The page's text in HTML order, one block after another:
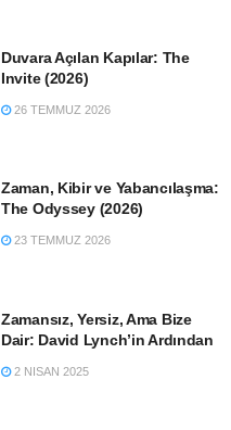
Duvara Açılan Kapılar: The
Invite (2026)
26 TEMMUZ 2026
Zaman, Kibir ve Yabancılaşma:
The Odyssey (2026)
23 TEMMUZ 2026
Zamansız, Yersiz, Ama Bize
Dair: David Lynch’in Ardından
2 NISAN 2025